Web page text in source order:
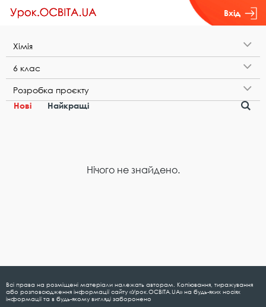
Вхід
Х​і​м​і​я
6​ ​к​л​а​с
Р​о​з​р​о​б​к​а​ ​п​р​о​є​к​т​у
Нові
Найкращі
Нічого не знайдено.
Всі права на розміщені матеріали належать авторам. Копіювання, тиражування
або розповсюдження інформації сайту «Урок.ОСВІТА.UA» на будь-яких носіях
інформації та в будь-якому вигляді заборонено